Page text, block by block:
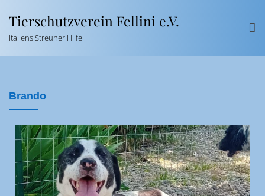
Tierschutzverein Fellini e.V.
Italiens Streuner Hilfe
Brando